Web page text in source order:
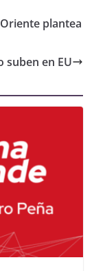
plantea
suben en EU